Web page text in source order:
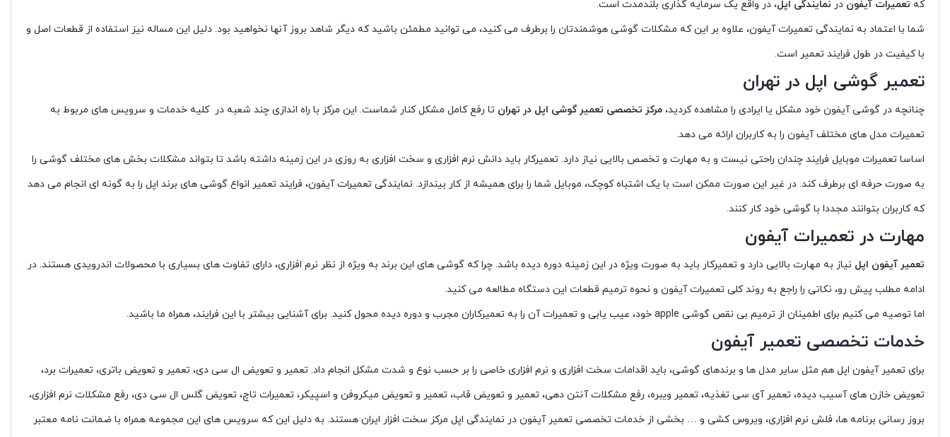
که تعمیرات آیفون در نمایندگی اپل، در واقع یک سرمایه گذاری بلندمدت است.
شما با اعتماد به نمایندگی تعمیرات آیفون، علاوه بر این که مشکلات گوشی هوشمندتان را برطرف می کنید، می توانید مطمئن باشید که دیگر شاهد بروز آنها نخواهید بود. دلیل این مساله نیز استفاده از قطعات اصل و
با کیفیت در طول فرایند تعمیر است.
تعمیر گوشی اپل در تهران
چنانچه در گوشی آیفون خود مشکل یا ایرادی را مشاهده کردید، مرکز تخصصی تعمیر گوشی اپل در تهران تا رفع کامل مشکل کنار شماست. این مرکز با راه اندازی چند شعبه در کلیه خدمات و سرویس های مربوط به
تعمیرات مدل های مختلف آیفون را به کاربران ارائه می دهد.
اساسا تعمیرات موبایل فرایند چندان راحتی نیست و به مهارت و تخصص بالایی نیاز دارد. تعمیرکار باید دانش نرم افزاری و سخت افزاری به روزی در این زمینه داشته باشد تا بتواند مشکلات بخش های مختلف گوشی را
به صورت حرفه ای برطرف کند. در غیر این صورت ممکن است با یک اشتباه کوچک، موبایل شما را برای همیشه از کار بیندازد. نمایندگی تعمیرات آیفون، فرایند تعمیر انواع گوشی های برند اپل را به گونه ای انجام می دهد
که کاربران بتوانند مجددا با گوشی خود کار کنند.
مهارت در تعمیرات آیفون
تعمیر آیفون اپل نیاز به مهارت بالایی دارد و تعمیرکار باید به صورت ویژه در این زمینه دوره دیده باشد. چرا که گوشی های این برند به ویژه از نظر نرم افزاری، دارای تفاوت های بسیاری با محصولات اندرویدی هستند. در
ادامه مطلب پیش رو، نکاتی را راجع به روند کلی تعمیرات آیفون و نحوه ترمیم قطعات این دستگاه مطالعه می کنید.
اما توصیه می کنیم برای اطمینان از ترمیم بی نقص گوشی apple خود، عیب یابی و تعمیرات آن را به تعمیرکاران مجرب و دوره دیده محول کنید. برای آشنایی بیشتر با این فرایند، همراه ما باشید.
خدمات تخصصی تعمیر آیفون
برای تعمیر آیفون اپل هم مثل سایر مدل ها و برندهای گوشی، باید اقدامات سخت افزاری و نرم افزاری خاصی را بر حسب نوع و شدت مشکل انجام داد. تعمیر و تعویض ال سی دی، تعمیر و تعویض باتری، تعمیرات برد،
تعویض خازن های آسیب دیده، تعمیر آی سی تغذیه، تعمیر ویبره، رفع مشکلات آنتن دهی، تعمیر و تعویض قاب، تعمیر و تعویض میکروفن و اسپیکر، تعمیرات تاچ، تعویض گلس ال سی دی، رفع مشکلات نرم افزاری،
بروز رسانی برنامه ها، فلش نرم افزاری، ویروس کشی و … بخشی از خدمات تخصصی تعمیر آیفون در نمایندگی اپل مرکز سخت افزار ایران هستند. به دلیل این که سرویس های این مجموعه همراه با ضمانت نامه معتبر